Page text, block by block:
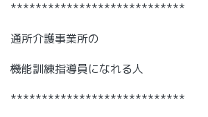
****************************
通所介護事業所の
機能訓練指導員になれる人
****************************